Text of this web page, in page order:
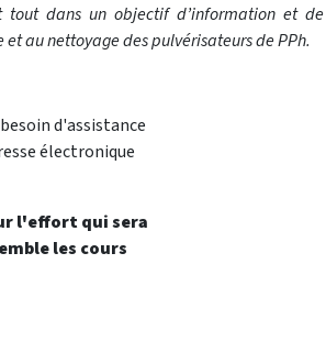
dans un objectif d’information et
au nettoyage des pulvérisateurs de PPh.
d'assistance
électronique
l'effort qui sera
les cours